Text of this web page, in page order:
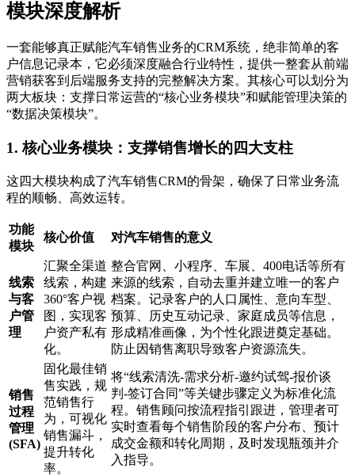
模块深度解析
一套能够真正赋能汽车销售业务的CRM系统，绝非简单的客
户信息记录本，它必须深度融合行业特性，提供一整套从前端
营销获客到后端服务支持的完整解决方案。其核心可以划分为
两大板块：支撑日常运营的“核心业务模块”和赋能管理决策的
“数据决策模块”。
1. 核心业务模块：支撑销售增长的四大支柱
这四大模块构成了汽车销售CRM的骨架，确保了日常业务流
程的顺畅、高效运转。
功能
模块
核心价值 对汽车销售的意义
线索
与客
户管
理
汇聚全渠道
线索，构建
360°客户视
图，实现客
户资产私有
化。
整合官网、小程序、车展、400电话等所有
来源的线索，自动去重并建立唯一的客户
档案。记录客户的人口属性、意向车型、
预算、历史互动记录、家庭成员等信息，
形成精准画像，为个性化跟进奠定基础。
防止因销售离职导致客户资源流失。
销售
过程
管理
(SFA)
固化最佳销
售实践，规
范销售行
为，可视化
销售漏斗，
提升转化
率。
将“线索清洗-需求分析-邀约试驾-报价谈
判-签订合同”等关键步骤定义为标准化流
程。销售顾问按流程指引跟进，管理者可
实时查看每个销售阶段的客户分布、预计
成交金额和转化周期，及时发现瓶颈并介
入指导。